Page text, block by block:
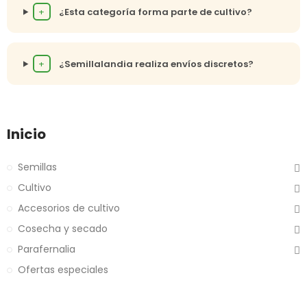
+ ¿Esta categoría forma parte de cultivo?
+ ¿Semillalandia realiza envíos discretos?
Inicio
Semillas
Cultivo
Accesorios de cultivo
Cosecha y secado
Parafernalia
Ofertas especiales